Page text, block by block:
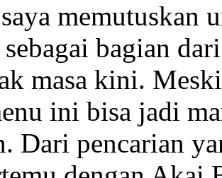
memutuskan
bagian
masa kini.
ini bisa jadi
Dari pencarian